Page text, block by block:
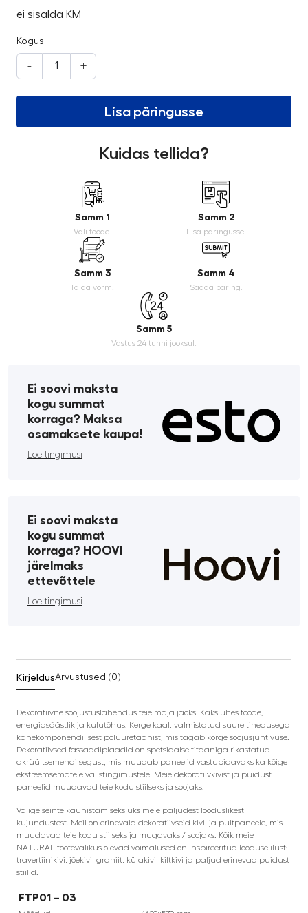
ei sisalda KM
Kogus
- +
Lisa päringusse
Kuidas tellida?
Samm 1
Vali toode.
Samm 2
Lisa päringusse.
Samm 3
Täida vorm.
Samm 4
Saada päring.
Samm 5
Vastus 24 tunni jooksul.
Ei soovi maksta
kogu summat
korraga? Maksa
osamaksete kaupa!
Loe tingimusi
Ei soovi maksta
kogu summat
korraga? HOOVI
järelmaks
ettevõttele
Loe tingimusi
KirjeldusArvustused (0)
Dekoratiivne soojustuslahendus teie maja jaoks. Kaks ühes toode,
energiasäästlik ja kulutõhus. Kerge kaal, valmistatud suure tihedusega
kahekomponendilisest polüuretaanist, mis tagab kõrge soojusjuhtivuse.
Dekoratiivsed fassaadiplaadid on spetsiaalse titaaniga rikastatud
akrüültsemendi segust, mis muudab paneelid vastupidavaks ka kõige
ekstreemsematele välistingimustele. Meie dekoratiivkivist ja puidust
paneelid muudavad teie kodu stiilseks ja soojaks.
Valige seinte kaunistamiseks üks meie paljudest looduslikest
kujundustest. Meil on erinevaid dekoratiivseid kivi- ja puitpaneele, mis
muudavad teie kodu stiilseks ja mugavaks / soojaks. Kõik meie
NATURAL tootevalikus olevad võimalused on inspireeritud looduse ilust:
travertiinikivi, jõekivi, graniit, külakivi, kiltkivi ja paljud erinevad puidust
stiilid.
FTP01 – 03